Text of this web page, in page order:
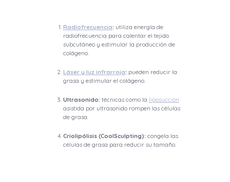
Radiofrecuencia: utiliza energía de
radiofrecuencia para calentar el tejido
subcutáneo y estimular la producción de
colágeno.
Láser y luz infrarroja: pueden reducir la
grasa y estimular el colágeno.
Ultrasonido: técnicas como la liposucción
asistida por ultrasonido rompen las células
de grasa.
Criolipólisis (CoolSculpting): congela las
células de grasa para reducir su tamaño.